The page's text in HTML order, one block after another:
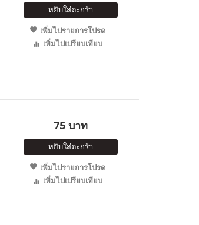
หยิบใส่ตะกร้า
เพิ่มไปรายการโปรด
เพิ่มไปเปรียบเทียบ
75 บาท
หยิบใส่ตะกร้า
เพิ่มไปรายการโปรด
เพิ่มไปเปรียบเทียบ